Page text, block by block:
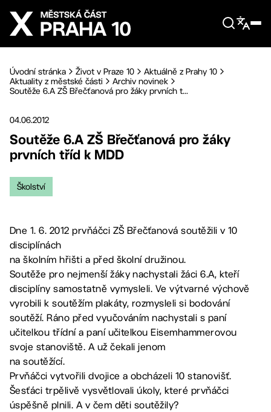
Přejít na hlavní obsah
Úvodní stránka Život v Praze 10
Aktuálně z Prahy 10
Aktuality z městské části
Archiv novinek
Soutěže 6.A ZŠ Břečťanová pro žáky prvních t...
04.06.2012
Soutěže 6.A ZŠ Břečťanová pro žáky
prvních tříd k MDD
Školství
Dne 1. 6. 2012 prvňáčci ZŠ Břečťanová soutěžili v 10
disciplínách
na školním hřišti a před školní družinou.
Soutěže pro nejmenší žáky nachystali žáci 6.A, kteří
disciplíny samostatně vymysleli. Ve výtvarné výchově
vyrobili k soutěžím plakáty, rozmysleli si bodování
soutěží. Ráno před vyučováním nachystali s paní
učitelkou třídní a paní učitelkou Eisemhammerovou
svoje stanoviště. A už čekali jenom
na soutěžící.
Prvňáčci vytvořili dvojice a obcházeli 10 stanovišť.
Šesťáci trpělivě vysvětlovali úkoly, které prvňáčci
úspěšně plnili. A v čem děti soutěžily?